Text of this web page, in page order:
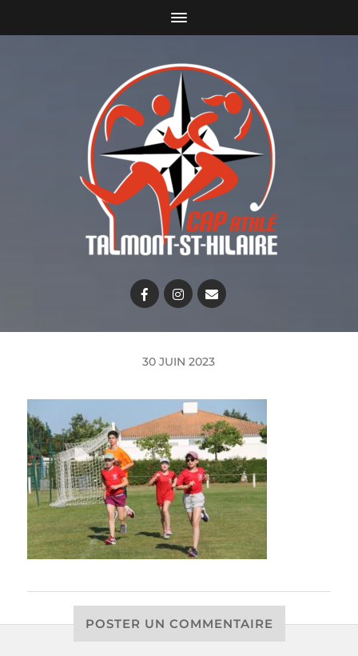
30 JUIN 2023
POSTER UN COMMENTAIRE